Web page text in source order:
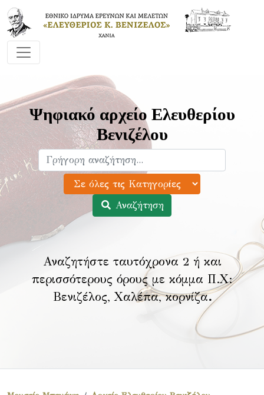
Ψηφιακό αρχείο Ελευθερίου
Βενιζέλου
Αναζήτηση
Αναζητήστε ταυτόχρονα 2 ή και
περισσότερους όρους με κόμμα Π.Χ:
Βενιζέλος, Χαλέπα, κορνίζα.